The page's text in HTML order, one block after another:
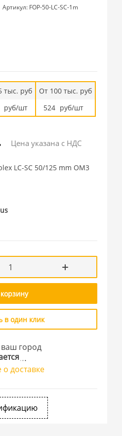
Артикул: FOP-50-LC-SC-1m
тыс. руб
руб/шт
От 100 тыс. руб
524 руб/шт
Цена указана с НДС
LC-SC 50/125 mm OM3
в один клик
ваш город
доставке